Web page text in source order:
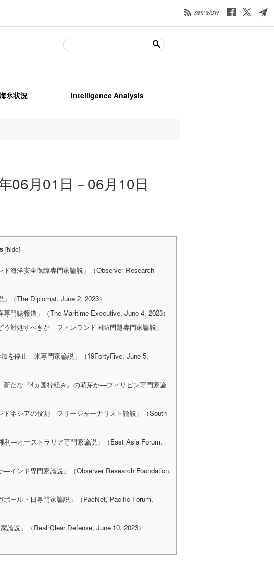
氷状況 Intelligence Analysis
06月01日－06月10日
[hide]
海洋安全保障専門家論説」（Observer Research
（The Diplomat, June 2, 2023）
門誌報道」（The Maritime Executive, June 4, 2023）
対処すべきか―フィンランド国防問題専門家論説」
を停止―米専門家論説」（19FortyFive, June 5,
たな『4ヵ国枠組み』の萌芽か―フィリピン専門家論
ネシアの役割―フリージャーナリスト論説」（South
利―オーストラリア専門家論説」（East Asia Forum,
インド専門家論説」（Observer Research Foundation,
ール・日専門家論説」（PacNet, Pacific Forum,
説」（Real Clear Defense, June 10, 2023）